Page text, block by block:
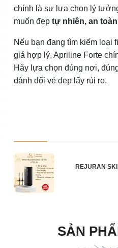
chính là sự lựa chọn lý
muốn đẹp tự nhiên, an
Nếu bạn đang tìm kiếm
giá hợp lý, Apriline Forte
Hãy lựa chọn đúng nơi,
đánh đổi vẻ đẹp lấy rủi ro.
Ảnh sản phẩm
REJURAN
SẢN